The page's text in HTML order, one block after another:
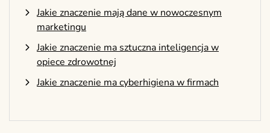
Jakie znaczenie mają dane w nowoczesnym
marketingu
Jakie znaczenie ma sztuczna inteligencja w
opiece zdrowotnej
Jakie znaczenie ma cyberhigiena w firmach